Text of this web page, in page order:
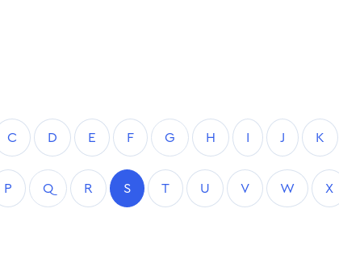
C D E F G H I J K
P Q R S T U V W X